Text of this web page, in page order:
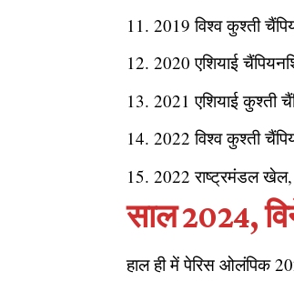
2019 विश्व कुश्ती
2020 एशियाई
2021 एशियाई कुश्ती
2022 विश्व कुश्ती
2022 राष्ट्रमंडल खेल,
साल 2024,
हाल ही में पेरिस ओलंपिक